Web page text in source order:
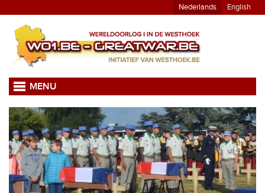
Nederlands English
MENU